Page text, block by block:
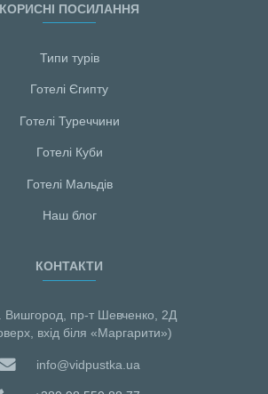
КОРИСНІ ПОСИЛАННЯ
Типи турів
Готелі Єгипту
Готелі Туреччини
Готелі Куби
Готелі Мальдiв
Наш блог
КОНТАКТИ
Вишгород, пр-т Шевченко, 2Д
вхід біля «Маргарити»)
info@vidpustka.ua